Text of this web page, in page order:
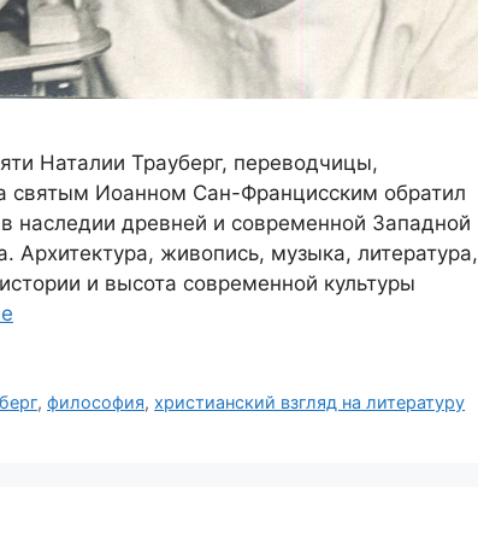
Наталии Трауберг, переводчицы,
святым Иоанном Сан-Францисским обратил
наследии древней и современной Западной
Архитектура, живопись, музыка, литература,
и высота современной культуры
,философия,христианский взгляд на литературу